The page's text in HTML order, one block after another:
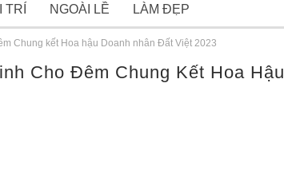
TRÍ NGOÀI LỀ LÀM ĐẸP
Chung kết Hoa hậu Doanh nhân Đất Việt 2023
Cho Đêm Chung Kết Hoa Hậu